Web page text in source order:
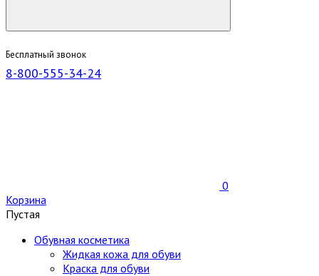
Бесплатный звонок
8-800-555-34-24
0
Корзина
Пустая
Обувная косметика
Жидкая кожа для обуви
Краска для обуви